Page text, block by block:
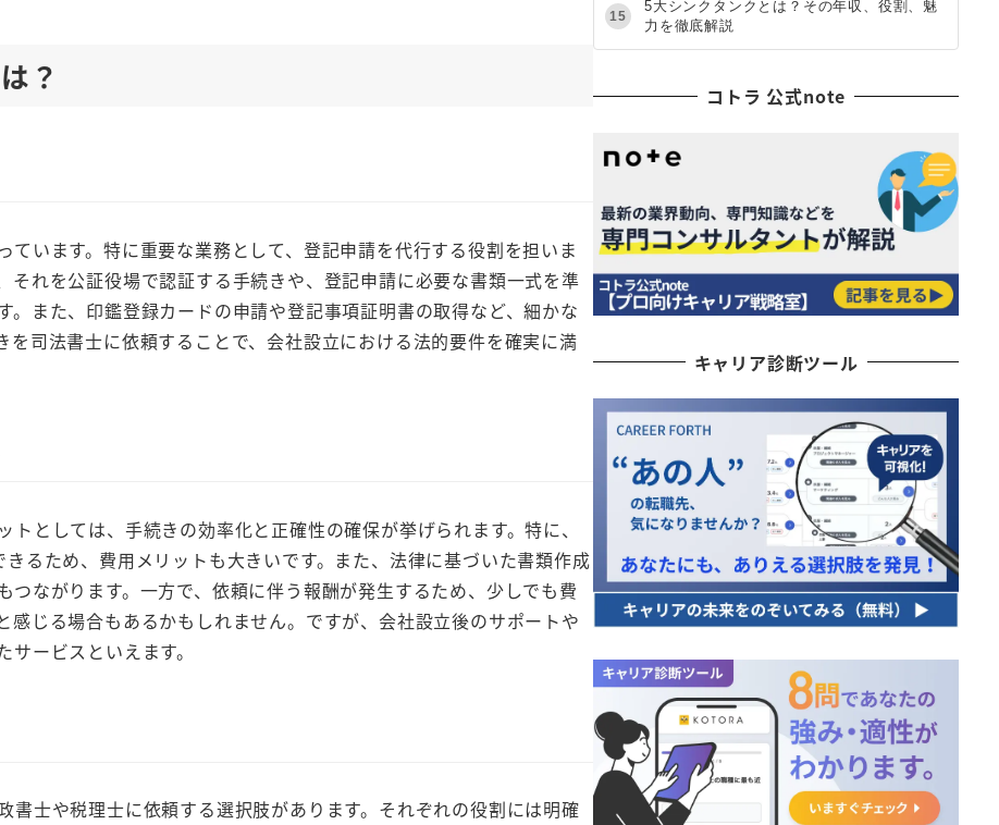
？
います。特に重要な業務として、登記申請を代行する役割を担いま
れを公証役場で認証する手続きや、登記申請に必要な書類一式を準
また、印鑑登録カードの申請や登記事項証明書の取得など、細かな
司法書士に依頼することで、会社設立における法的要件を確実に満
としては、手続きの効率化と正確性の確保が挙げられます。特に、
るため、費用メリットも大きいです。また、法律に基づいた書類作成
ながります。一方で、依頼に伴う報酬が発生するため、少しでも費
じる場合もあるかもしれません。ですが、会社設立後のサポートや
ービスといえます。
士や税理士に依頼する選択肢があります。それぞれの役割には明確
15
5大シンクタンクとは？その年収、役割、魅
力を徹底解説
コトラ 公式note
キャリア診断ツール